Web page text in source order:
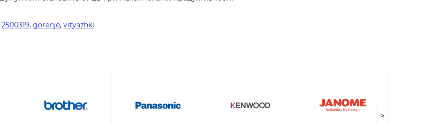
2500319, gorenje, vityazhki
>